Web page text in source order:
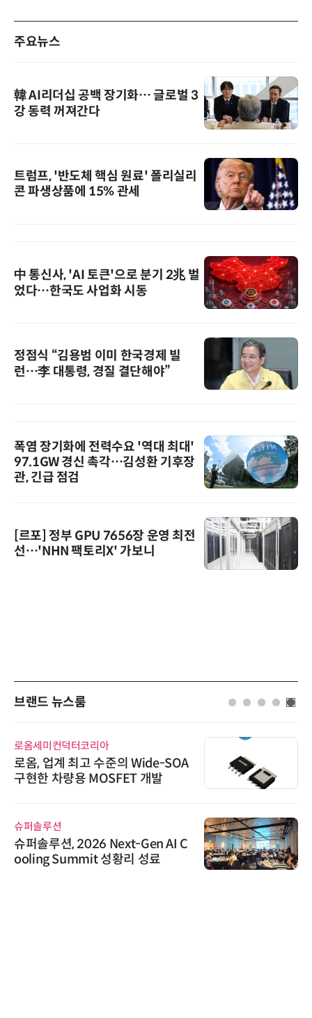
주요뉴스
韓 AI리더십 공백 장기화… 글로벌 3
강 동력 꺼져간다
트럼프, '반도체 핵심 원료' 폴리실리
콘 파생상품에 15% 관세
中 통신사, 'AI 토큰'으로 분기 2兆 벌
었다…한국도 사업화 시동
정점식 “김용범 이미 한국경제 빌
런…李 대통령, 경질 결단해야”
폭염 장기화에 전력수요 '역대 최대'
97.1GW 경신 촉각…김성환 기후장
관, 긴급 점검
[르포] 정부 GPU 7656장 운영 최전
선…'NHN 팩토리X' 가보니
브랜드 뉴스룸
로옴세미컨덕터코리아
로옴, 업계 최고 수준의 Wide-SOA
구현한 차량용 MOSFET 개발
슈퍼솔루션
슈퍼솔루션, 2026 Next-Gen AI C
ooling Summit 성황리 성료